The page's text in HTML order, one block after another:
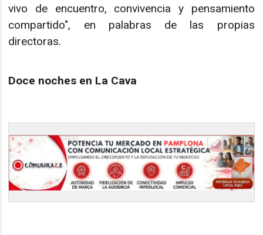
vivo de encuentro, convivencia y pensamiento
compartido", en palabras de las propias
directoras.
Doce noches en La Cava